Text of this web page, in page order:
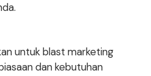
untuk blast marketing
dan kebutuhan